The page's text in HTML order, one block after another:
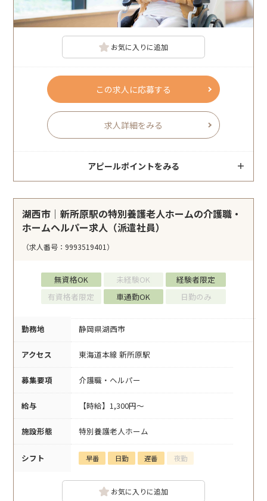
お気に入りに追加
この求人に応募する
求人詳細をみる
アピールポイントをみる
湖西市｜新所原駅の特別養護老人ホームの介護職・
ホームヘルパー求人（派遣社員）
（求人番号：9993519401）
無資格OK 未経験OK
経験者限定
有資格者限定
車通勤OK 日勤のみ
勤務地 静岡県湖西市
アクセス 東海道本線 新所原駅
募集要項 介護職・ヘルパー
給与 【時給】1,300円～
施設形態 特別養護老人ホーム
シフト 早番 日勤 遅番 夜勤
お気に入りに追加